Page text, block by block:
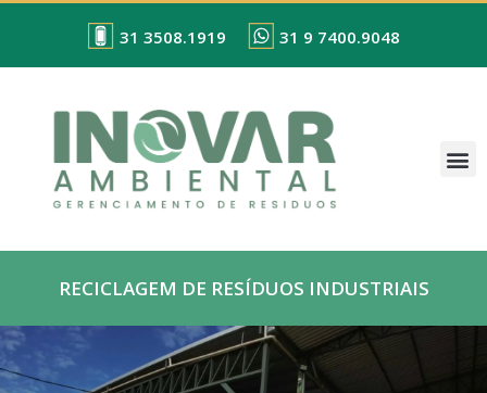
31 3508.1919 31 9 7400.9048
RECICLAGEM DE RESÍDUOS INDUSTRIAIS